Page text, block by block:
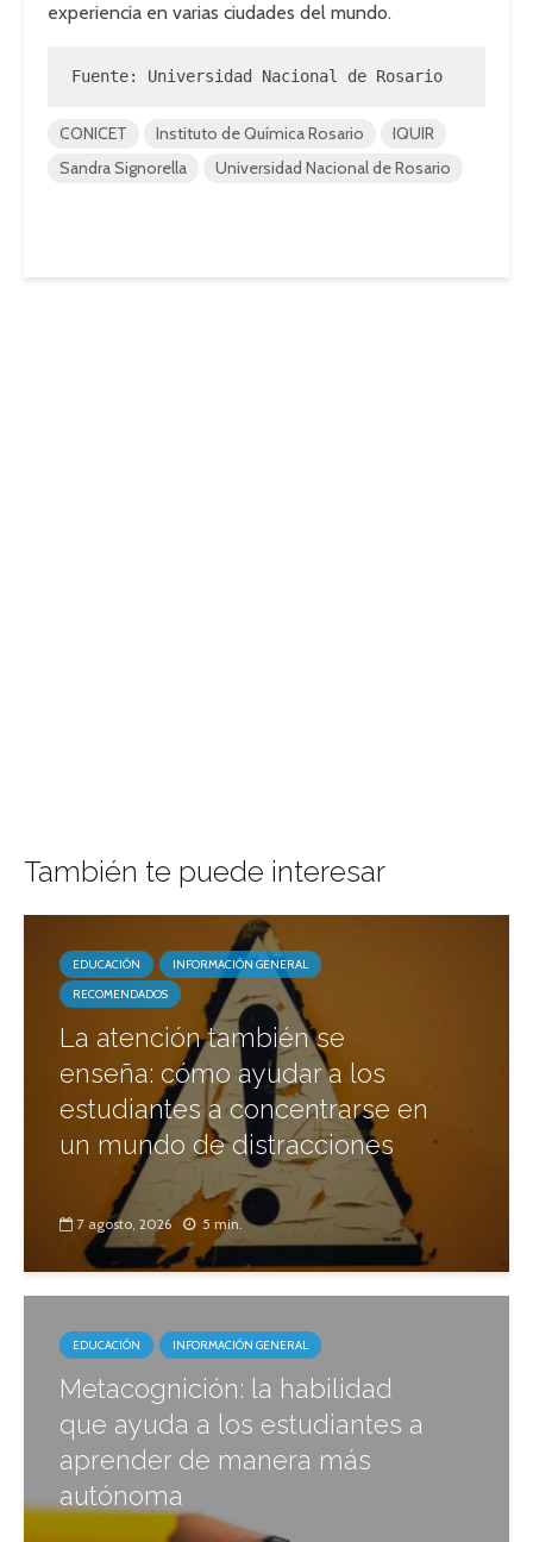
experiencia en varias ciudades del mundo.
Fuente: Universidad Nacional de Rosario
CONICET Instituto de Química Rosario
IQUIR
Sandra Signorella
Universidad Nacional de Rosario
También te puede interesar
EDUCACIÓN
INFORMACIÓN GENERAL
RECOMENDADOS
La atención también se
enseña: cómo ayudar a los
estudiantes a concentrarse en
un mundo de distracciones
7 agosto, 2026 5 min.
EDUCACIÓN INFORMACIÓN GENERAL
Metacognición: la habilidad
que ayuda a los estudiantes a
aprender de manera más
autónoma